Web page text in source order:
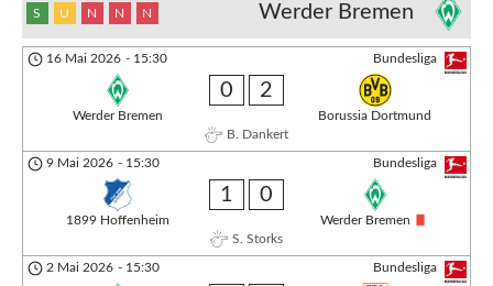
Werder Bremen
S U N N N
Bundesliga
16 Mai 2026 - 15:30
Werder Bremen
0 2
Borussia Dortmund
B. Dankert
Bundesliga
9 Mai 2026 - 15:30
1899 Hoffenheim
1 0
Werder Bremen
S. Storks
Bundesliga
2 Mai 2026 - 15:30